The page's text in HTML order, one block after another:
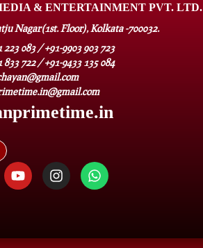
& ENTERTAINMENT PVT. LTD.
Nagar(1st. Floor), Kolkata -700032.
223 083 / +91-9903 903 723
833 722 / +91-9433 135 084